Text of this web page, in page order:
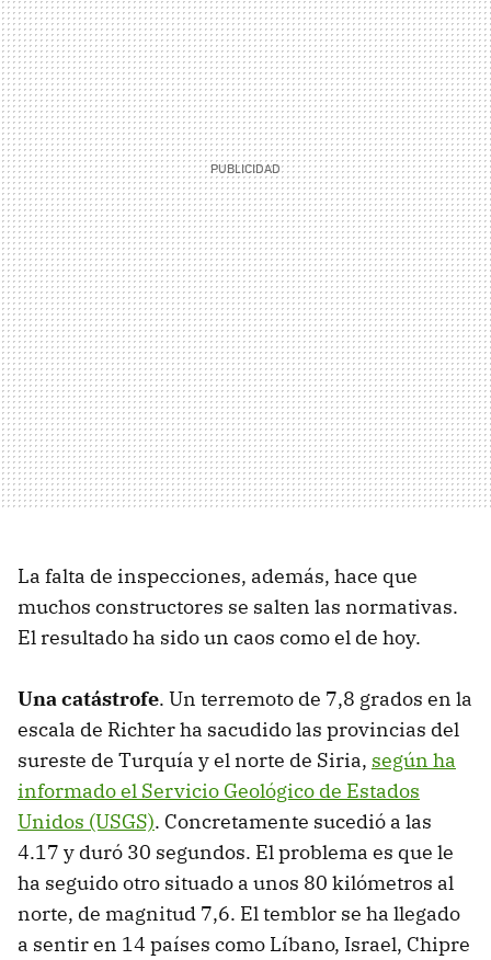
La falta de inspecciones, además, hace que
muchos constructores se salten las normativas.
El resultado ha sido un caos como el de hoy.
Una catástrofe. Un terremoto de 7,8 grados en la
escala de Richter ha sacudido las provincias del
sureste de Turquía y el norte de Siria, según ha
informado el Servicio Geológico de Estados
Unidos (USGS). Concretamente sucedió a las
4.17 y duró 30 segundos. El problema es que le
ha seguido otro situado a unos 80 kilómetros al
norte, de magnitud 7,6. El temblor se ha llegado
a sentir en 14 países como Líbano, Israel, Chipre